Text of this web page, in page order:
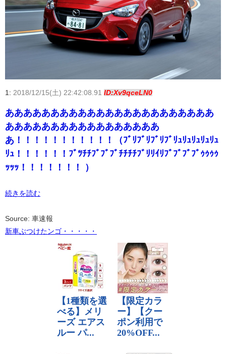
1: 2018/12/15(土) 22:42:08.91 ID:Xv9qceLN0
あああああああああああああああああああああああ
あああああああああああああああああ
あ！！！！！！！！！！！（ﾌﾞﾘﾌﾞﾘﾌﾞﾘﾌﾞﾘｭﾘｭﾘｭﾘｭﾘｭ
ﾘｭ！！！！！！ﾌﾞﾂﾁﾁﾌﾞﾌﾞﾌﾞﾁﾁﾁﾁﾌﾞﾘﾘｲﾘﾌﾞﾌﾞﾌﾞﾌﾞｩｩｩｩ
ｯｯｯ！！！！！！！ ）
続きを読む
Source: 車速報
新車ぶつけたンゴ・・・・・